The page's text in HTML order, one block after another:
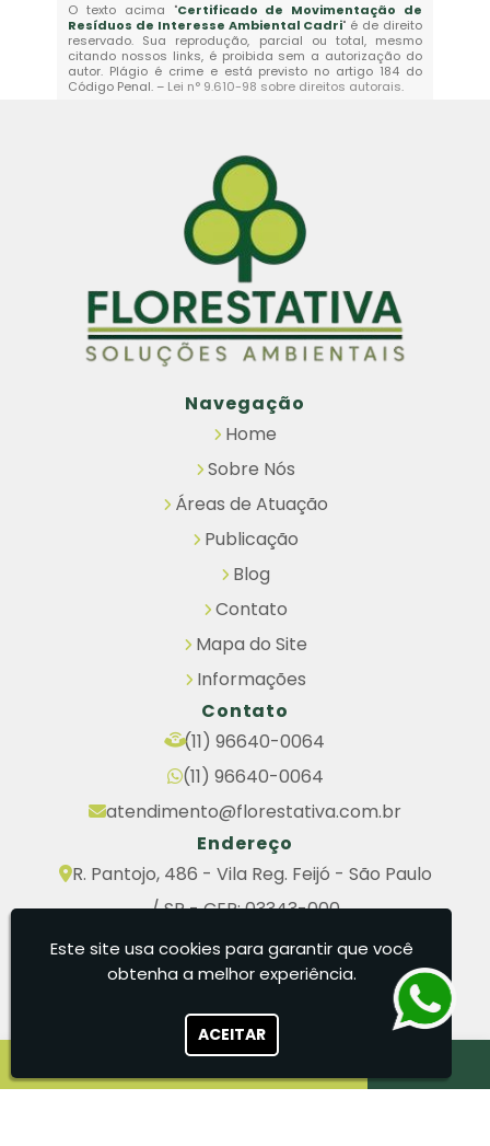
O texto acima "Certificado de Movimentação de
Resíduos de Interesse Ambiental Cadri" é de direito
reservado. Sua reprodução, parcial ou total, mesmo
citando nossos links, é proibida sem a autorização do
autor. Plágio é crime e está previsto no artigo 184 do
Código Penal. – Lei n° 9.610-98 sobre direitos autorais.
Navegação
Home
Sobre Nós
Áreas de Atuação
Publicação
Blog
Contato
Mapa do Site
Informações
Contato
(11) 96640-0064
(11) 96640-0064
atendimento@florestativa.com.br
Endereço
R. Pantojo, 486 - Vila Reg. Feijó - São Paulo
/ SP - CEP: 03343-000
Segunda à Sexta: 07:30h - 17:30h
FlorestAtiva - Soluções Personalizadas para um
Futuro Sustentável
Este site usa cookies para garantir que você
obtenha a melhor experiência.
ACEITAR